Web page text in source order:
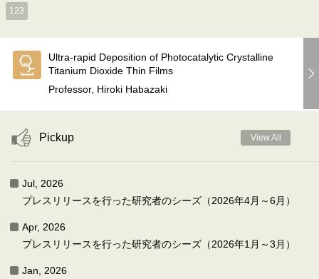
123
Ultra-rapid Deposition of Photocatalytic Crystalline
Titanium Dioxide Thin Films
Professor, Hiroki Habazaki
Pickup View All
Jul, 2026
プレスリリースを行った研究者のシーズ（2026年4月～6月）
Apr, 2026
プレスリリースを行った研究者のシーズ（2026年1月～3月）
Jan, 2026